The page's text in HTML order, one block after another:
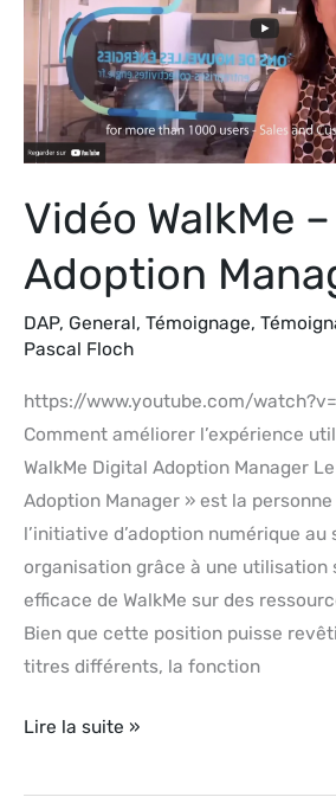
Vidéo WalkMe
Adoption
DAP, General, Témoignage,
Pascal Floch
https://www.youtube.com/
Comment améliorer l’expérience
WalkMe Digital Adoption Manager
Adoption Manager » est la
l’initiative d’adoption numérique au
organisation grâce à une utilisation
efficace de WalkMe sur des
Bien que cette position puisse
titres différents, la fonction
Digital
Adoption
Manager
Lire la suite »